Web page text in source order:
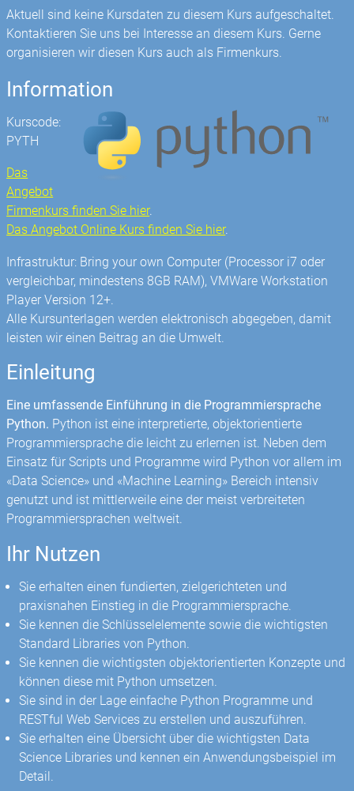
Aktuell sind keine Kursdaten zu diesem Kurs aufgeschaltet.
Kontaktieren Sie uns bei Interesse an diesem Kurs. Gerne
organisieren wir diesen Kurs auch als Firmenkurs.
Information
Kurscode:
PYTH
Das
Angebot
Firmenkurs finden Sie hier.
Das Angebot Online Kurs finden Sie hier.
Infrastruktur: Bring your own Computer (Processor i7 oder
vergleichbar, mindestens 8GB RAM), VMWare Workstation
Player Version 12+.
Alle Kursunterlagen werden elektronisch abgegeben, damit
leisten wir einen Beitrag an die Umwelt.
Einleitung
Eine umfassende Einführung in die Programmiersprache
Python. Python ist eine interpretierte, objektorientierte
Programmiersprache die leicht zu erlernen ist. Neben dem
Einsatz für Scripts und Programme wird Python vor allem im
«Data Science» und «Machine Learning» Bereich intensiv
genutzt und ist mittlerweile eine der meist verbreiteten
Programmiersprachen weltweit.
Ihr Nutzen
Sie erhalten einen fundierten, zielgerichteten und
praxisnahen Einstieg in die Programmiersprache.
Sie kennen die Schlüsselelemente sowie die wichtigsten
Standard Libraries von Python.
Sie kennen die wichtigsten objektorientierten Konzepte und
können diese mit Python umsetzen.
Sie sind in der Lage einfache Python Programme und
RESTful Web Services zu erstellen und auszuführen.
Sie erhalten eine Übersicht über die wichtigsten Data
Science Libraries und kennen ein Anwendungsbeispiel im
Detail.